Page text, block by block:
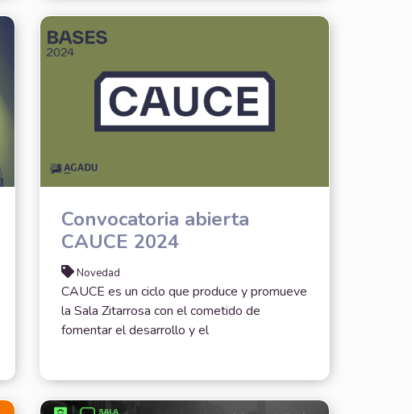
Convocatoria abierta
CAUCE 2024
Novedad
CAUCE es un ciclo que produce y promueve
la Sala Zitarrosa con el cometido de
fomentar el desarrollo y el